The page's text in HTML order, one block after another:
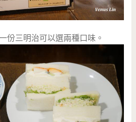
份三明治可以選兩種口味。